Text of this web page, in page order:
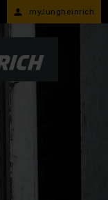
myJungheinrich